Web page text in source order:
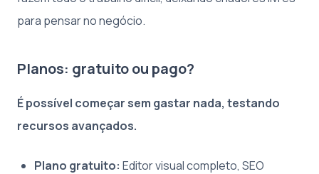
para pensar no negócio.
Planos: gratuito ou pago?
É possível começar sem gastar nada, testando
recursos avançados.
Plano gratuito: Editor visual completo, SEO